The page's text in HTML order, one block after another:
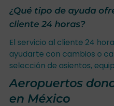
¿Qué tipo de ayuda
cliente 24 horas?
El servicio al cliente 24
ayudarte con cambios o
selección de asientos,
Aeropuertos
en México